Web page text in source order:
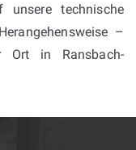
unsere technische
–
Ort in Ransbach-